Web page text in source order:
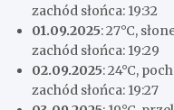
zachód słońca: 19:32
01.09.2025: 27°C,
zachód słońca: 19:29
02.09.2025: 24°C,
zachód słońca: 19:27